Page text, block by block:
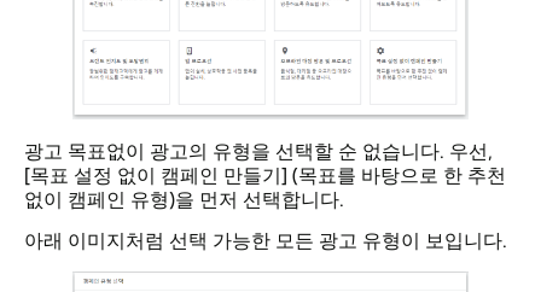
광고 목표없이 광고의 유형을 선택할 순 없습니다. 우선,
[목표 설정 없이 캠페인 만들기] (목표를 바탕으로 한 추천
없이 캠페인 유형)을 먼저 선택합니다.
아래 이미지처럼 선택 가능한 모든 광고 유형이 보입니다.